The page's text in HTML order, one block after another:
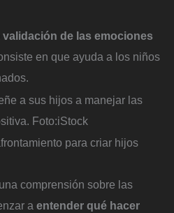
validación de las emociones
en que ayuda a los niños
a sus hijos a manejar las
Foto:iStock
para criar hijos
comprensión sobre las
a entender qué hacer